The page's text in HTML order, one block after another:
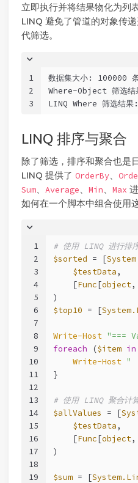
立即执行并将结果物化为列
LINQ 避免了管道的对象传
代筛选。
1
2
3
数据集大小: 100000
Where-Object 筛选
LINQ Where 筛选结
LINQ 排序与聚合
除了筛选，排序和聚合也是
LINQ 提供了 OrderBy
Sum
Average Min Max
如何在一个脚本中组合使用
1
2
3
4
5
6
7
8
9
10
11
12
13
14
15
16
17
18
19
# 使用 LINQ 进行排
$sorted = [
$testData,
    [
Func[object,
)
$top10 = [
Write-Host "===
foreach ($item in
Write-Host "
}
# 使用 LINQ 聚合计
$allValues = [
$testData,
    [
Func[object,
)
$sum = [